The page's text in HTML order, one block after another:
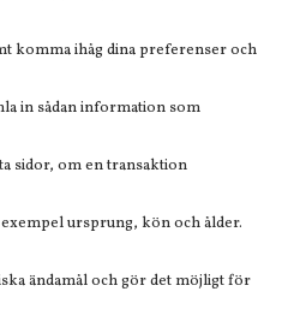
komma ihåg dina preferenser och
in sådan information som
sidor, om en transaktion
ursprung, kön och ålder.
ändamål och gör det möjligt för